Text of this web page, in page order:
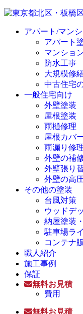
アパート/マン
アパート
マンショ
防水工事
大規模修
中古住宅
一般住宅向け
外壁塗装
屋根塗装
雨樋修理
屋根カバ
雨漏り修
外壁の補
外壁張り
外壁の高
その他の塗装
台風対策
ウッドデ
納屋塗装
駐車場ラ
コンテナ
職人紹介
施工事例
保証
無料お見積
費用
無料お見積